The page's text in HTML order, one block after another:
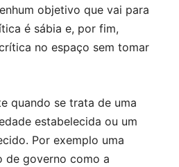
objetivo que vai para
é sábia e, por fim,
no espaço sem tomar
quando se trata de uma
estabelecida ou um
Por exemplo uma
de governo como a